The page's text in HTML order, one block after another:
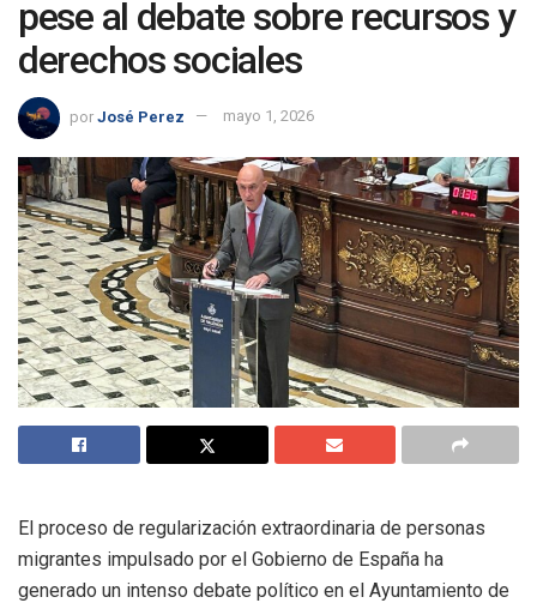
pese al debate sobre recursos y
derechos sociales
por José Perez mayo 1, 2026
El proceso de regularización extraordinaria de personas
migrantes impulsado por el Gobierno de España ha
generado un intenso debate político en el Ayuntamiento de